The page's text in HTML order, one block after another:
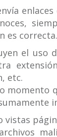
es correcta.
el uso
etc.
momento
vistas